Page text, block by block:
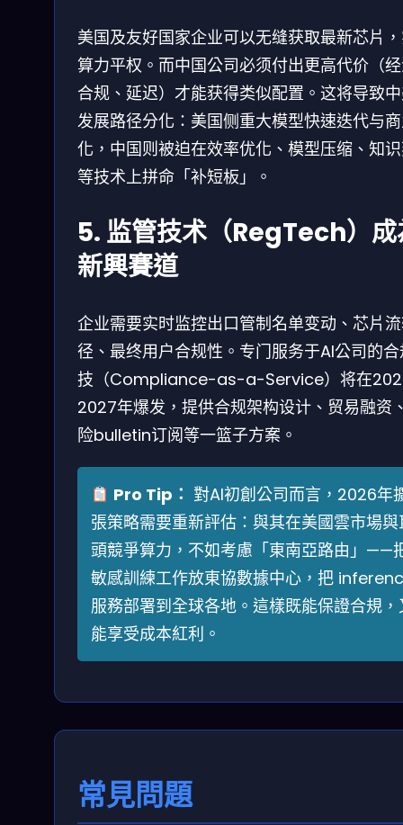
美国及友好国家企业可以无缝获取最新芯片
算力平权。而中国公司必须付出更高代价（
合规、延迟）才能获得类似配置。这将导致
发展路径分化：美国侧重大模型快速迭代与
化，中国则被迫在效率优化、模型压缩、知
等技术上拼命「补短板」。
5. 监管技术（RegTech）成
新興賽道
企业需要实时监控出口管制名单变动、芯片
径、最终用户合规性。专门服务于AI公司的
技（Compliance-as-a-Service）将在
2027年爆发，提供合规架构设计、贸易融资
险bulletin订阅等一篮子方案。
Pro Tip： 對AI初創公司而言，2026年
張策略需要重新評估：與其在美國雲市場與
頭競爭算力，不如考慮「東南亞路由」——
敏感訓練工作放東協數據中心，把
服務部署到全球各地。這樣既能保證合規，
能享受成本紅利。
常見問題